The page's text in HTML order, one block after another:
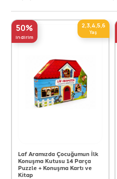
50%
indirim
2,3,4,5,6
Yaş
Laf Aramızda Çocuğumun İlk
Konuşma Kutusu 14 Parça
Puzzle + Konuşma Kartı ve
Kitap